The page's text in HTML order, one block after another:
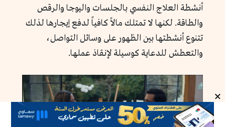
أنشطة العلاج النفسي بالجلسات واليوجا والرقص
والطاقة. لكنها لا تمتلك مالاً كافياً لدفع إيجارها لذلك
تتنوع أنشطتها بين الظهور على وسائل التواصل،
والتعطش للدعاية كوسيلة لإنقاذ عملها.
×